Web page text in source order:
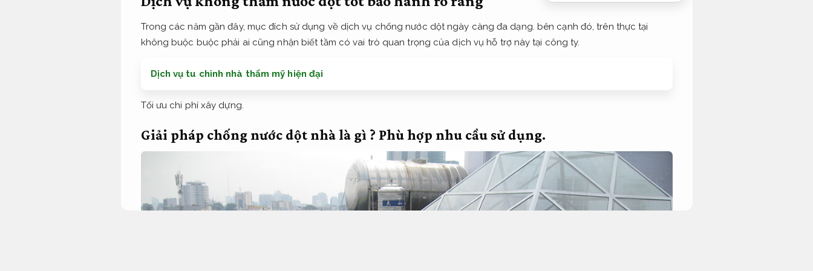
Trong các năm gần đây, mục đích sử dụng về dịch vụ chống nước dột ngày càng đa dạng. bên cạnh đó, trên thực tại
không buộc buộc phải ai cũng nhận biết tầm có vai trò quan trọng của dịch vụ hỗ trợ này tại công ty.
Dịch vụ tu chỉnh nhà thẩm mỹ hiện đại
Tối ưu chi phí xây dựng.
Giải pháp chống nước dột nhà là gì ? Phù hợp nhu cầu sử dụng.